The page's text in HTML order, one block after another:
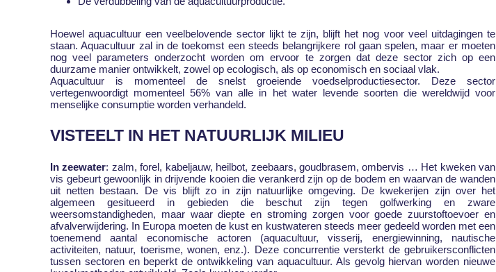
Hoewel aquacultuur een veelbelovende sector lijkt te zijn, blijft het nog voor veel uitdagingen te
staan. Aquacultuur zal in de toekomst een steeds belangrijkere rol gaan spelen, maar er moeten
nog veel parameters onderzocht worden om ervoor te zorgen dat deze sector zich op een
duurzame manier ontwikkelt, zowel op ecologisch, als op economisch en sociaal vlak.
Aquacultuur is momenteel de snelst groeiende voedselproductiesector. Deze sector
vertegenwoordigt momenteel 56% van alle in het water levende soorten die wereldwijd voor
menselijke consumptie worden verhandeld.
VISTEELT IN HET NATUURLIJK MILIEU
In zeewater: zalm, forel, kabeljauw, heilbot, zeebaars, goudbrasem, ombervis … Het kweken van
vis gebeurt gewoonlijk in drijvende kooien die verankerd zijn op de bodem en waarvan de wanden
uit netten bestaan. De vis blijft zo in zijn natuurlijke omgeving. De kwekerijen zijn over het
algemeen gesitueerd in gebieden die beschut zijn tegen golfwerking en zware
weersomstandigheden, maar waar diepte en stroming zorgen voor goede zuurstoftoevoer en
afvalverwijdering. In Europa moeten de kust en kustwateren steeds meer gedeeld worden met een
toenemend aantal economische actoren (aquacultuur, visserij, energiewinning, nautische
activiteiten, natuur, toerisme, wonen, enz.). Deze concurrentie versterkt de gebruikersconflicten
tussen sectoren en beperkt de ontwikkeling van aquacultuur. Als gevolg hiervan worden nieuwe